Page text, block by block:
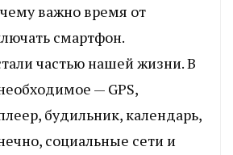
важно время от
смартфон.
частью нашей жизни. В
— GPS,
будильник, календарь,
социальные сети и